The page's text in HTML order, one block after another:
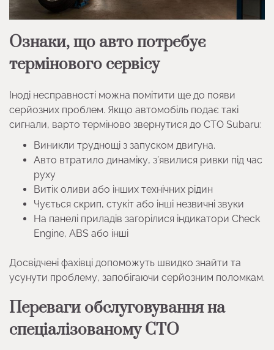
Ознаки, що авто потребує
термінового сервісу
Іноді несправності можна помітити ще до появи
серйозних проблем. Якщо автомобіль подає такі
сигнали, варто терміново звернутися до СТО Subaru:
Виникли труднощі з запуском двигуна.
Авто втратило динаміку, з’явилися ривки під час
руху
Витік оливи або інших технічних рідин
Чується скрип, стукіт або інші незвичні звуки
На панелі приладів загорілися індикатори Check
Engine, ABS або інші
Досвідчені фахівці допоможуть швидко знайти та
усунути проблему, запобігаючи серйозним поломкам.
Переваги обслуговування на
спеціалізованому СТО